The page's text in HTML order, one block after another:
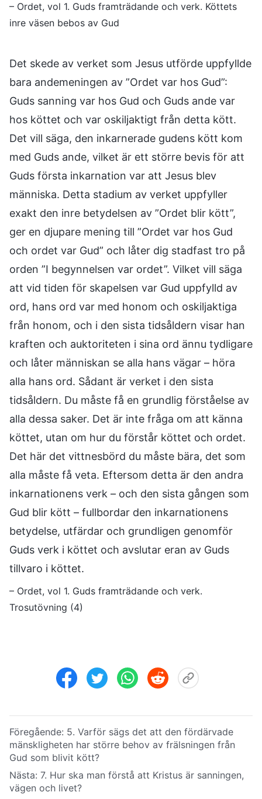
– Ordet, vol 1. Guds framträdande och verk. Köttets
inre väsen bebos av Gud
Det skede av verket som Jesus utförde uppfyllde
bara andemeningen av ”Ordet var hos Gud”:
Guds sanning var hos Gud och Guds ande var
hos köttet och var oskiljaktigt från detta kött.
Det vill säga, den inkarnerade gudens kött kom
med Guds ande, vilket är ett större bevis för att
Guds första inkarnation var att Jesus blev
människa. Detta stadium av verket uppfyller
exakt den inre betydelsen av ”Ordet blir kött”,
ger en djupare mening till ”Ordet var hos Gud
och ordet var Gud” och låter dig stadfast tro på
orden ”I begynnelsen var ordet”. Vilket vill säga
att vid tiden för skapelsen var Gud uppfylld av
ord, hans ord var med honom och oskiljaktiga
från honom, och i den sista tidsåldern visar han
kraften och auktoriteten i sina ord ännu tydligare
och låter människan se alla hans vägar – höra
alla hans ord. Sådant är verket i den sista
tidsåldern. Du måste få en grundlig förståelse av
alla dessa saker. Det är inte fråga om att känna
köttet, utan om hur du förstår köttet och ordet.
Det här det vittnesbörd du måste bära, det som
alla måste få veta. Eftersom detta är den andra
inkarnationens verk – och den sista gången som
Gud blir kött – fullbordar den inkarnationens
betydelse, utfärdar och grundligen genomför
Guds verk i köttet och avslutar eran av Guds
tillvaro i köttet.
– Ordet, vol 1. Guds framträdande och verk.
Trosutövning (4)
Föregående: 5. Varför sägs det att den fördärvade
mänskligheten har större behov av frälsningen från
Gud som blivit kött?
Nästa: 7. Hur ska man förstå att Kristus är sanningen,
vägen och livet?